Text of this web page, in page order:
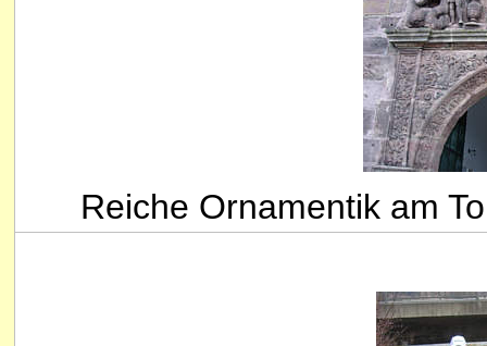
Reiche Ornamentik am